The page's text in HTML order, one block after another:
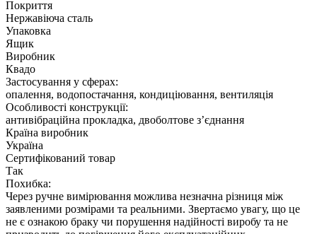
Покриття
Нержавіюча сталь
Упаковка
Ящик
Виробник
Квадо
Застосування у сферах:
опалення, водопостачання, кондиціювання, вентиляція
Особливості конструкції:
антивібраційна прокладка, двоболтове з’єднання
Країна виробник
Україна
Сертифікований товар
Так
Похибка:
Через ручне вимірювання можлива незначна різниця між
заявленими розмірами та реальними. Звертаємо увагу, що це
не є ознакою браку чи порушення надійності виробу та не